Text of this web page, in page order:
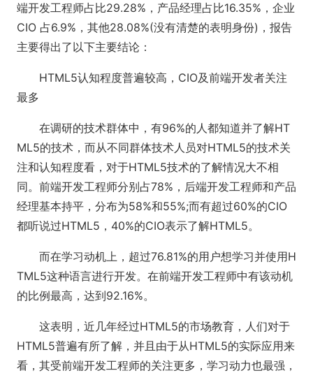
端开发工程师占比29.28%，产品经理占比16.35%，企业
CIO 占6.9%，其他28.08%(没有清楚的表明身份)，报告
主要得出了以下主要结论：
HTML5认知程度普遍较高，CIO及前端开发者关注
最多
在调研的技术群体中，有96%的人都知道并了解HT
ML5的技术，而从不同群体技术人员对HTML5的技术关
注和认知程度看，对于HTML5技术的了解情况大不相
同。前端开发工程师分别占78%，后端开发工程师和产品
经理基本持平，分布为58%和55%;而有超过60%的CIO
都听说过HTML5，40%的CIO表示了解HTML5。
而在学习动机上，超过76.81%的用户想学习并使用H
TML5这种语言进行开发。在前端开发工程师中有该动机
的比例最高，达到92.16%。
这表明，近几年经过HTML5的市场教育，人们对于
HTML5普遍有所了解，并且由于从HTML5的实际应用来
看，其受前端开发工程师的关注更多，学习动力也最强，